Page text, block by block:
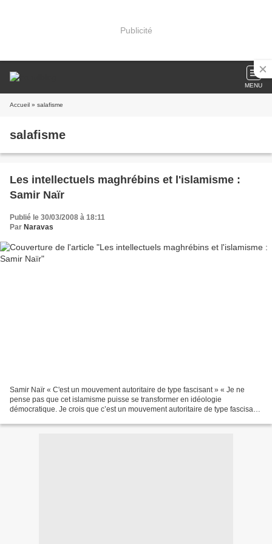
Publicité
MENU
Accueil » salafisme
salafisme
Les intellectuels maghrébins et l'islamisme :
Samir Naïr
Publié le 30/03/2008 à 18:11
Par Naravas
Samir Naïr « C'est un mouvement autoritaire de type fascisant » « Je ne
pense pas que cet islamisme puisse se transformer en idéologie
démocratique. Je crois que c’est un mouvement autoritaire de type fascisant,